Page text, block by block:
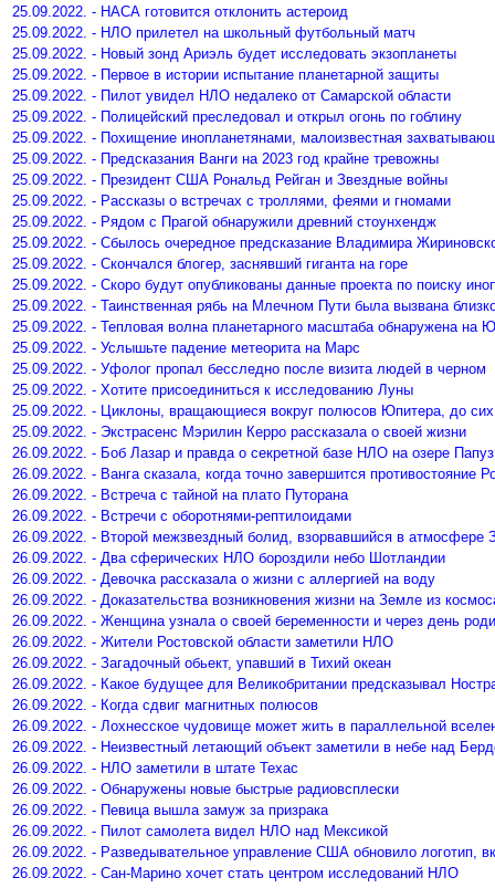
25.09.2022. - НАСА готовится отклонить астероид
25.09.2022. - НЛО прилетел на школьный футбольный матч
25.09.2022. - Новый зонд Ариэль будет исследовать экзопланеты
25.09.2022. - Первое в истории испытание планетарной защиты
25.09.2022. - Пилот увидел НЛО недалеко от Самарской области
25.09.2022. - Полицейский преследовал и открыл огонь по гоблину
25.09.2022. - Похищение инопланетянами, малоизвестная
25.09.2022. - Предсказания Ванги на 2023 год крайне тревожны
25.09.2022. - Президент США Рональд Рейган и Звездные войны
25.09.2022. - Рассказы о встречах с троллями, феями и гномами
25.09.2022. - Рядом с Прагой обнаружили древний стоунхендж
25.09.2022. - Сбылось очередное предсказание Владимира
25.09.2022. - Скончался блогер, заснявший гиганта на горе
25.09.2022. - Скоро будут опубликованы данные проекта по поиску
25.09.2022. - Таинственная рябь на Млечном Пути была вызвана
25.09.2022. - Тепловая волна планетарного масштаба обнаружена на
25.09.2022. - Услышьте падение метеорита на Марс
25.09.2022. - Уфолог пропал бесследно после визита людей в черном
25.09.2022. - Хотите присоединиться к исследованию Луны
25.09.2022. - Циклоны, вращающиеся вокруг полюсов Юпитера, до сих
25.09.2022. - Экстрасенс Мэрилин Керро рассказала о своей жизни
26.09.2022. - Боб Лазар и правда о секретной базе НЛО на озере Папуз
26.09.2022. - Ванга сказала, когда точно завершится противостояние
26.09.2022. - Встреча с тайной на плато Путорана
26.09.2022. - Встречи с оборотнями-рептилоидами
26.09.2022. - Второй межзвездный болид, взорвавшийся в атмосфере
26.09.2022. - Два сферических НЛО бороздили небо Шотландии
26.09.2022. - Девочка рассказала о жизни с аллергией на воду
26.09.2022. - Доказательства возникновения жизни на Земле из
26.09.2022. - Женщина узнала о своей беременности и через день
26.09.2022. - Жители Ростовской области заметили НЛО
26.09.2022. - Загадочный обьект, упавший в Тихий океан
26.09.2022. - Какое будущее для Великобритании предсказывал
26.09.2022. - Когда сдвиг магнитных полюсов
26.09.2022. - Лохнесское чудовище может жить в параллельной
26.09.2022. - Неизвестный летающий объект заметили в небе над
26.09.2022. - НЛО заметили в штате Техас
26.09.2022. - Обнаружены новые быстрые радиовсплески
26.09.2022. - Певица вышла замуж за призрака
26.09.2022. - Пилот самолета видел НЛО над Мексикой
26.09.2022. - Разведывательное управление США обновило логотип,
26.09.2022. - Сан-Марино хочет стать центром исследований НЛО